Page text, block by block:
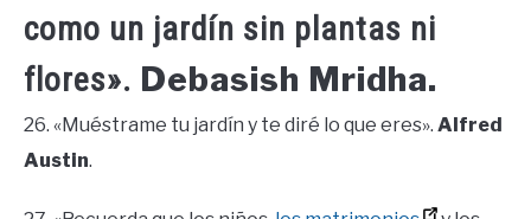
como un jardín sin plantas ni
flores». Debasish Mridha.
26. «Muéstrame tu jardín y te diré lo que eres». Alfred
Austin.